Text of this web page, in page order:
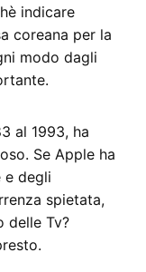
indicare
coreana per la
modo dagli
al 1993, ha
Se Apple ha
e degli
spietata,
delle Tv?